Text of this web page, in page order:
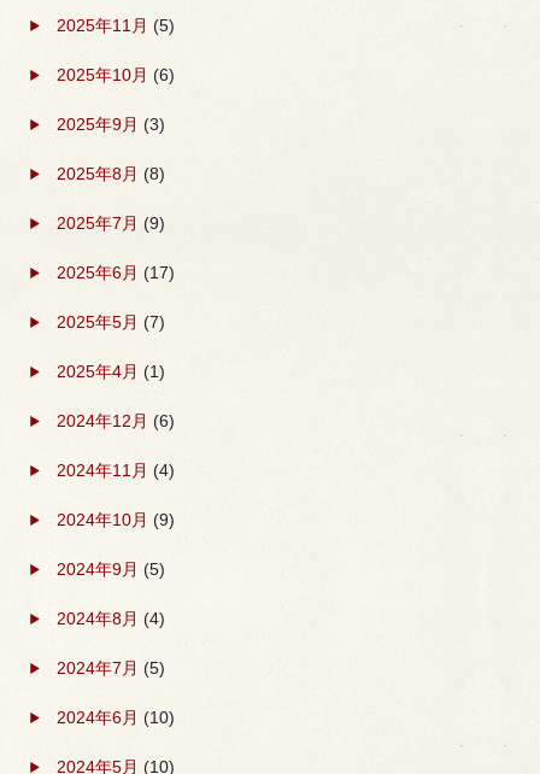
2025年11月 (5)
2025年10月 (6)
2025年9月 (3)
2025年8月 (8)
2025年7月 (9)
2025年6月 (17)
2025年5月 (7)
2025年4月 (1)
2024年12月 (6)
2024年11月 (4)
2024年10月 (9)
2024年9月 (5)
2024年8月 (4)
2024年7月 (5)
2024年6月 (10)
2024年5月 (10)